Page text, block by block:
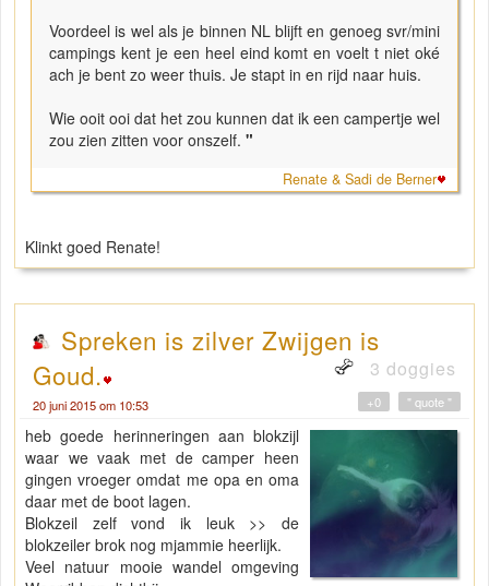
Voordeel is wel als je binnen NL blijft en genoeg svr/mini
campings kent je een heel eind komt en voelt t niet oké
ach je bent zo weer thuis. Je stapt in en rijd naar huis.
Wie ooit ooi dat het zou kunnen dat ik een campertje wel
zou zien zitten voor onszelf. "
Renate & Sadi de Berner
Klinkt goed Renate!
Spreken is zilver Zwijgen is
Goud.
3 doggies
20 juni 2015 om 10:53 " quote "
+0
heb goede herinneringen aan blokzijl
waar we vaak met de camper heen
gingen vroeger omdat me opa en oma
daar met de boot lagen.
Blokzeil zelf vond ik leuk >> de
blokzeiler brok nog mjammie heerlijk.
Veel natuur mooie wandel omgeving